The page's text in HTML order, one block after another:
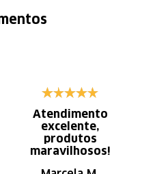
Atendimento
excelente,
produtos
maravilhosos!